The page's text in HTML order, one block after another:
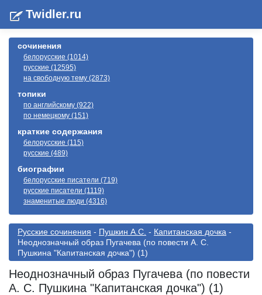
Twidler.ru
сочинения
белорусские (1014)
русские (12595)
на свободную тему (2873)
топики
по английскому (922)
по немецкому (151)
краткие содержания
белорусские (115)
русские (489)
биографии
белорусские писатели (719)
русские писатели (1119)
знаменитые люди (4316)
Русские сочинения - Пушкин А.С. - Капитанская дочка -
Неоднозначный образ Пугачева (по повести А. С.
Пушкина "Капитанская дочка") (1)
Неоднозначный образ Пугачева (по повести
А. С. Пушкина "Капитанская дочка") (1)